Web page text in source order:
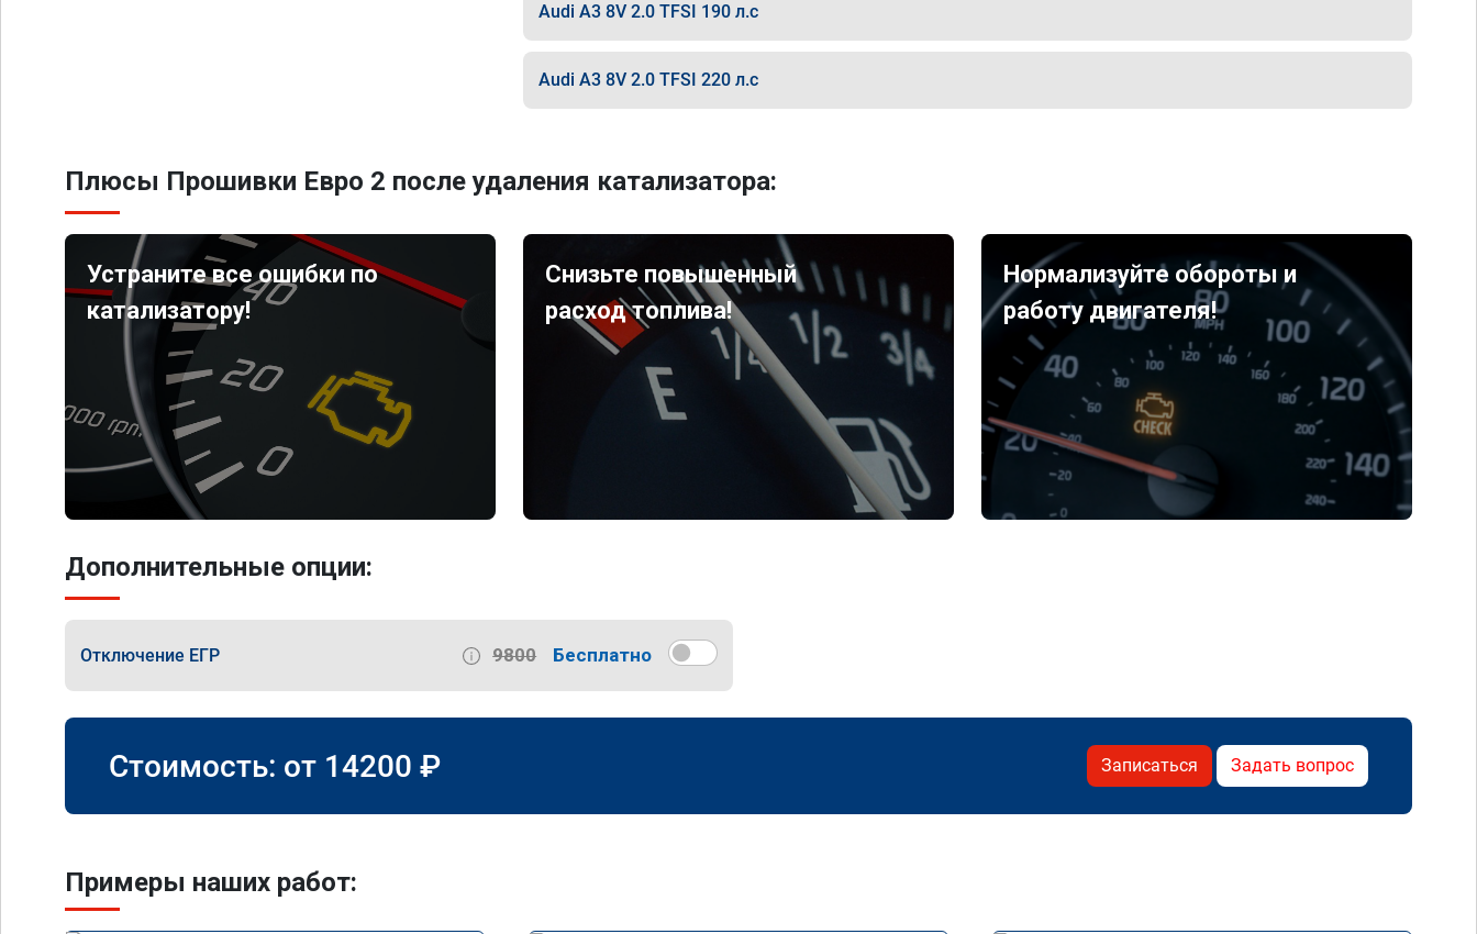
Audi A3 8V 2.0 TFSI 190 л.с
Audi A3 8V 2.0 TFSI 220 л.с
Плюсы Прошивки Евро 2 после удаления катализатора:
Устраните все ошибки по
катализатору!
Снизьте повышенный
расход топлива!
Нормализуйте обороты и
работу двигателя!
Дополнительные опции:
Отключение ЕГР 9800 Бесплатно
Стоимость: от 14200 ₽ Записаться Задать вопрос
Примеры наших работ: